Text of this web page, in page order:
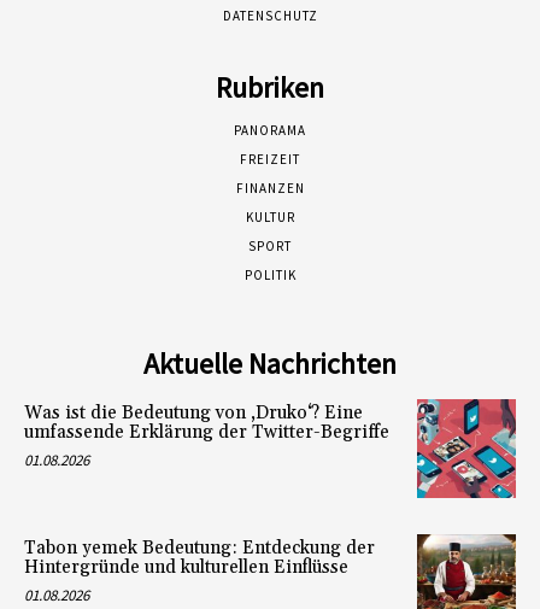
DATENSCHUTZ
Rubriken
PANORAMA
FREIZEIT
FINANZEN
KULTUR
SPORT
POLITIK
Aktuelle Nachrichten
Was ist die Bedeutung von ‚Druko‘? Eine
umfassende Erklärung der Twitter-Begriffe
01.08.2026
Tabon yemek Bedeutung: Entdeckung der
Hintergründe und kulturellen Einflüsse
01.08.2026